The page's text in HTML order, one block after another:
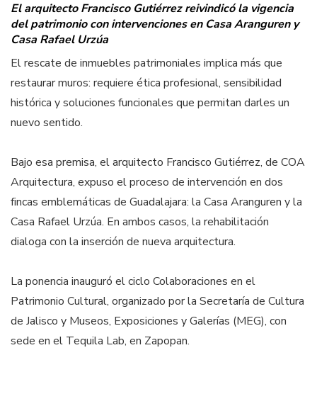
El arquitecto Francisco Gutiérrez reivindicó la vigencia
del patrimonio con intervenciones en Casa Aranguren y
Casa Rafael Urzúa
El rescate de inmuebles patrimoniales implica más que
restaurar muros: requiere ética profesional, sensibilidad
histórica y soluciones funcionales que permitan darles un
nuevo sentido.
Bajo esa premisa, el arquitecto Francisco Gutiérrez, de COA
Arquitectura, expuso el proceso de intervención en dos
fincas emblemáticas de Guadalajara: la Casa Aranguren y la
Casa Rafael Urzúa. En ambos casos, la rehabilitación
dialoga con la inserción de nueva arquitectura.
La ponencia inauguró el ciclo Colaboraciones en el
Patrimonio Cultural, organizado por la Secretaría de Cultura
de Jalisco y Museos, Exposiciones y Galerías (MEG), con
sede en el Tequila Lab, en Zapopan.